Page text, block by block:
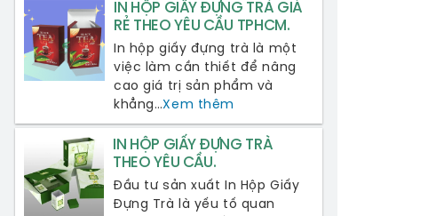
IN HỘP GIẤY ĐỰNG TRÀ GIÁ
RẺ THEO YÊU CẦU TPHCM.
In hộp giấy đựng trà là một
việc làm cần thiết để nâng
cao giá trị sản phẩm và
khẳng…Xem thêm
IN HỘP GIẤY ĐỰNG TRÀ
THEO YÊU CẦU.
Đầu tư sản xuất In Hộp Giấy
Đựng Trà là yếu tố quan